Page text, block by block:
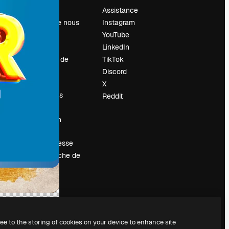
À propos de nous
Avis
Carrières
Tendances de
recherche
Blog
Événements
Vendre mon
Salle de presse
À la recherche de
magnific.ai
Assistance
Instagram
YouTube
LinkedIn
TikTok
Discord
X
Reddit
to the storing of cookies on your device to enhance site